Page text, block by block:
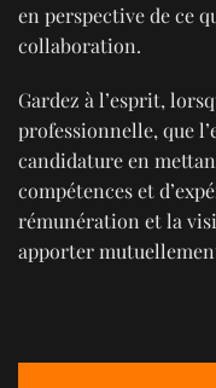
en perspective de ce
collaboration.
Gardez à l’esprit,
professionnelle, que
candidature en
compétences et
rémunération et la
apporter